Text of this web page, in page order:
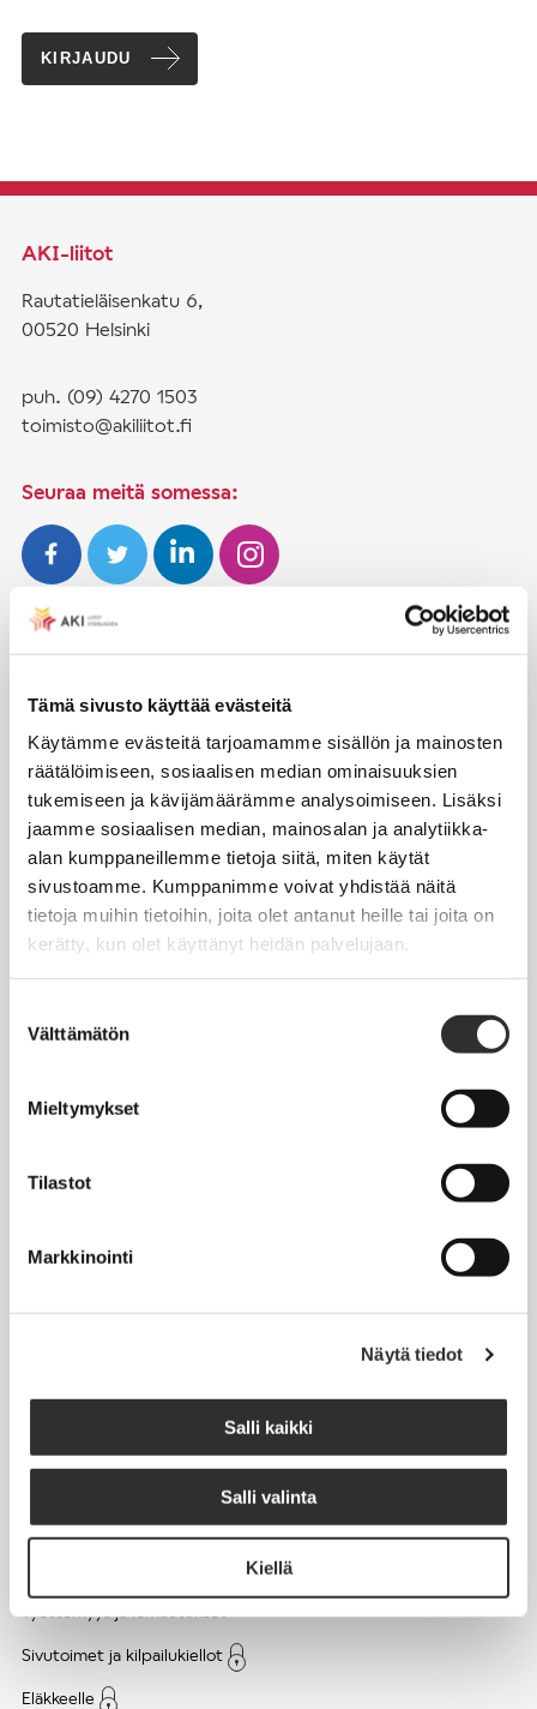
Tämä sivusto käyttää evästeitä
Käytämme evästeitä tarjoamamme sisällön ja mainosten
räätälöimiseen, sosiaalisen median ominaisuuksien
tukemiseen ja kävijämäärämme analysoimiseen. Lisäksi
jaamme sosiaalisen median, mainosalan ja analytiikka-
alan kumppaneillemme tietoja siitä, miten käytät
sivustoamme. Kumppanimme voivat yhdistää näitä
tietoja muihin tietoihin, joita olet antanut heille tai joita on
kerätty, kun olet käyttänyt heidän palvelujaan.
valinta
Välttämätön
Mieltymykset
Tilastot
Markkinointi
Näytä tiedot
Salli kaikki
Salli valinta
Kiellä
KIRJAUDU
AKI-liitot
Rautatieläisenkatu 6,
00520 Helsinki
puh. (09) 4270 1503
toimisto@akiliitot.fi
Seuraa meitä somessa:
Henkilöjäsenyys
Liittojäsenyys
Jäsenmaksujen työnantajaperintä
Jäsentietojen päivittäminen
Matkalaskut
AJANKOHTAISTA
Työaika
Sivutoimet ja kilpailukiellot
Eläkkeelle